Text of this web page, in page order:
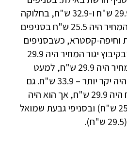
האחרים המחירים היו 29.9 ש"ח ו-32.9 ש"ח, בחלוקה
די שווה. בסטופמרקט המחיר היה 25.5 ש"ח בסניפים
וחיפה-קסטרא, כשבסניפים
בקניון ארנה בהרצליה ובקיבוץ יגור המחיר היה 29.9
ש"ח. בקשת טעמים המחיר היה 29.9 ש"ח, למעט
הסניף בנשר בו המוצר היה יקר יותר – 33.9 ש"ח. גם
ברמי לוי המחיר השכיח היה 29.9 ש"ח, אך הוא היה
שונה בסניף באילת (25.5 ש"ח) ובסניפי גבעת שמואל